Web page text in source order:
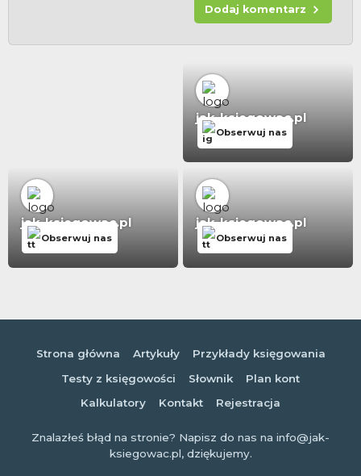
Dodaj komentarz
jak-ksiegowac.pl
Obserwuj nas
jak-ksiegowac.pl
Obserwuj nas
jak-ksiegowac.pl
Obserwuj nas
Strona główna Artykuły
Przykłady księgowania
Testy z księgowości
Słownik
Plan kont
Kalkulatory
Kontakt Rejestracja
Znalazłeś błąd na stronie? Napisz do nas na info@jak-
ksiegowac.pl, dziękujemy.